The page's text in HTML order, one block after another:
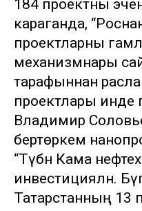
184 проектны
караганда,
проектларны
механизмнары
тарафыннан
проектлары инде
Владимир
бертөркем
“Түбән Кама
инвестицияләнә.
Татарстанның 13